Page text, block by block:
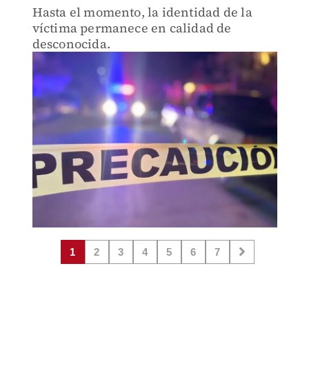
Hasta el momento, la identidad de la
víctima permanece en calidad de
desconocida.
1 2 3 4 5 6 7